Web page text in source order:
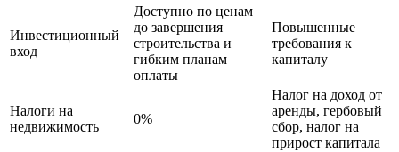
Инвестиционный
вход
Доступно по ценам
до завершения
строительства и
гибким планам
оплаты
Повышенные
требования к
капиталу
Налоги на
недвижимость
0%
Налог на доход от
аренды, гербовый
сбор, налог на
прирост капитала